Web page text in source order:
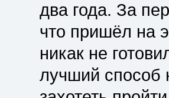
два года. За
что пришёл на
никак не
лучший способ